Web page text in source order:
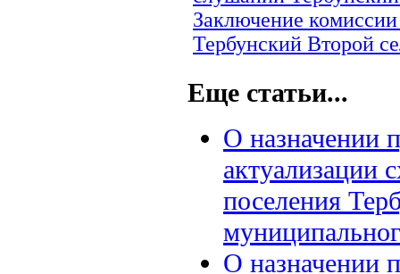
Заключение
Тербунский Второй
Еще статьи...
О назначении
актуализации
поселения
О назначении